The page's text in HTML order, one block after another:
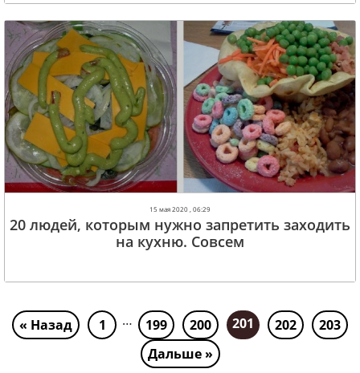
15 мая 2020 , 06:29
20 людей, которым нужно запретить заходить
на кухню. Совсем
« Назад 1 … 199 200 201 202
203
Дальше »